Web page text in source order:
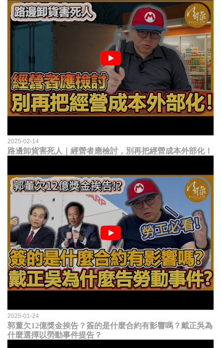
2025-02-14
路邊卸貨害死人｜經營者應檢討，別再把經營成本外部化！
2025-01-24
郭董欠12億獎金挨告？簽的是什麼合約有影響嗎？戴正吳為
什麼選擇以勞動事件提告？